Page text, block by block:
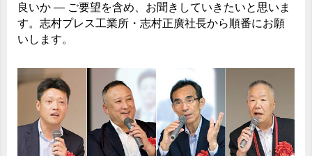
良いか ― ご要望を含め、お聞きしていきたいと思いま
す。志村プレス工業所・志村正廣社長から順番にお願
いします。